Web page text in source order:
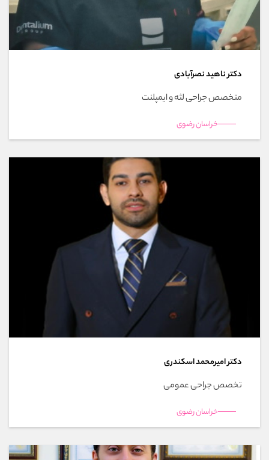
دکتر ناهید نصرآبادی
متخصص جراحی لثه و ایمپلنت
خراسان رضوی
دکتر امیرمحمد اسکندری
تخصص جراحی عمومی
خراسان رضوی